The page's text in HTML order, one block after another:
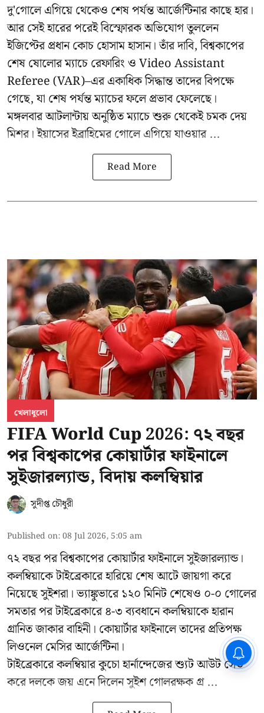
দু'গোলে এগিয়ে থেকেও শেষ পর্যন্ত আর্জেন্টিনার কাছে হার।
আর সেই হারের পরেই বিস্ফোরক অভিযোগ তুললেন
ইজিপ্টের প্রধান কোচ হোসাম হাসান। তাঁর দাবি, বিশ্বকাপের
শেষ ষোলোর ম্যাচে রেফারিং ও Video Assistant
Referee (VAR)–এর একাধিক সিদ্ধান্ত তাদের বিপক্ষে
গেছে, যা শেষ পর্যন্ত ম্যাচের ফলে প্রভাব ফেলেছে।
মঙ্গলবার আটলান্টায় অনুষ্ঠিত ম্যাচে শুরু থেকেই চমক দেয়
মিশর। ইয়াসের ইব্রাহিমের গোলে এগিয়ে যাওয়ার ...
Read More
খেলাধুলো
FIFA World Cup 2026: ৭২ বছর
পর বিশ্বকাপের কোয়ার্টার ফাইনালে
সুইজারল্যান্ড, বিদায় কলম্বিয়ার
সুদীপ্ত চৌধুরী
Published on:08 Jul 2026, 5:05 am
৭২ বছর পর বিশ্বকাপের কোয়ার্টার ফাইনালে সুইজারল্যান্ড।
কলম্বিয়াকে টাইব্রেকারে হারিয়ে শেষ আটে জায়গা করে
নিয়েছে সুইশরা। ভ্যাঙ্কুভারে ১২০ মিনিট শেষেও ০-০ গোলের
সমতার পর টাইব্রেকারে ৪-৩ ব্যবধানে কলম্বিয়াকে হারান
গ্রানিত জাকার বাহিনী। কোয়ার্টার ফাইনালে তাদের প্রতিপক্ষ
লিওনেল মেসির আর্জেন্টিনা।
টাইব্রেকারে কলম্বিয়ার কুচো হার্নান্দেজের শ্যুট আউট সেভ
করে দলকে জয় এনে দিলেন সুইশ গোলরক্ষক গ্র ...
CPIM: ৬০ লক্ষ নাম বিবেচনাধীন রেখে
ভোট ঘোষণার প্রতিবাদ - আদালতের
দ্বারস্থ হবে সিপিআইএম